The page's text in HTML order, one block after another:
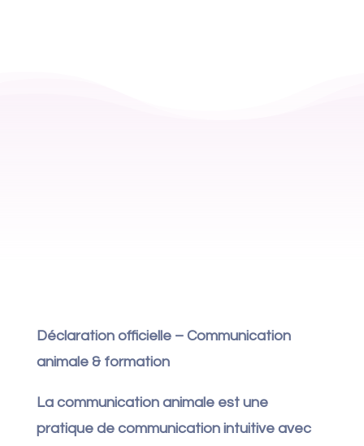
Déclaration officielle – Communication
animale & formation
La communication animale est une
pratique de communication intuitive avec